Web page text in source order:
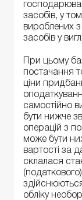
засобів, у
вироблених з
засобів у
При цьому
постачання
ціни
самостійно
бути нижче
операцій з
може бути
вартості за
склалася
здійснюються
обліку